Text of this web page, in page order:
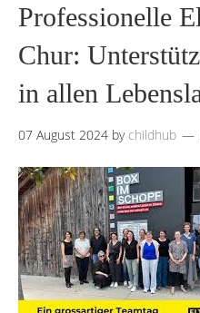
Professionelle
Chur:
in allen
07 August 2024 by childhub